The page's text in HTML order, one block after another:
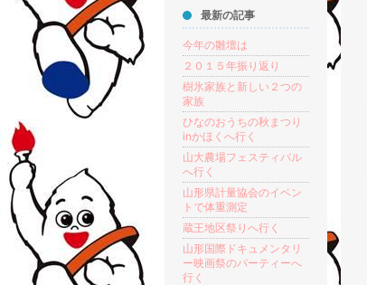
最新の記事
今年の雛壇は
２０１５年振り返り
樹氷家族と新しい２つの
家族
ひなのおうちの秋まつり
inかほくへ行く
山大農場フェスティバル
へ行く
山形県計量協会のイベン
トで体重測定
蔵王地区祭りへ行く
山形国際ドキュメンタリ
ー映画祭のパーティーへ
行く